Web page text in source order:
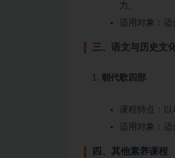
力。
适用对象：适
三、语文与历史文
朝代歌四部
课程特点：以
适用对象：适
四、其他素养课程